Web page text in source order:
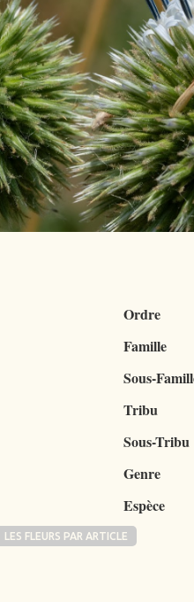
Ordre
Famille
Sous-
Tribu
Sous-Tribu
Genre
Espèce
LES FLEURS PAR ARTICLE